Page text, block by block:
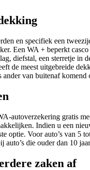
en specifiek een
Een WA + beperkt
diefstal, een sterretje in
de meest uitgebreide
van buitenaf komend
autoverzekering gratis
Indien u een
optie. Voor auto’s van 5
auto’s die ouder dan 10
zaken af